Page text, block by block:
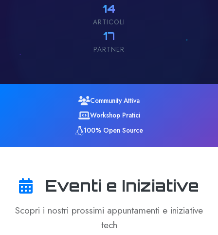
14
ARTICOLI
17
PARTNER
Community Attiva
Workshop Pratici
100% Open Source
Eventi e Iniziative
Scopri i nostri prossimi appuntamenti e iniziative
tech